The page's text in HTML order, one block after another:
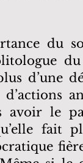
du
d’une
le
fait